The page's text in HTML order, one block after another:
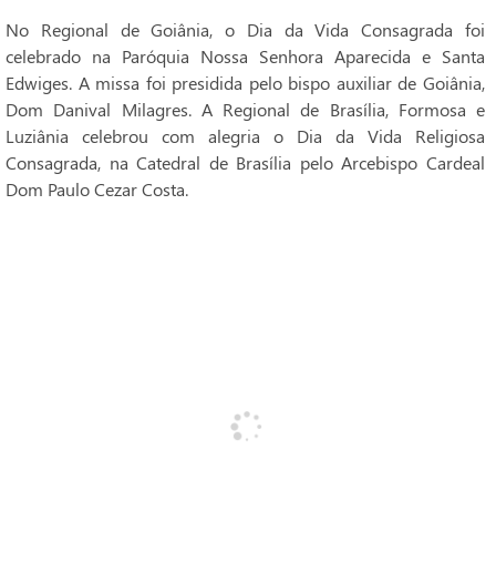
No Regional de Goiânia, o Dia da Vida Consagrada foi
celebrado na Paróquia Nossa Senhora Aparecida e Santa
Edwiges. A missa foi presidida pelo bispo auxiliar de Goiânia,
Dom Danival Milagres. A Regional de Brasília, Formosa e
Luziânia celebrou com alegria o Dia da Vida Religiosa
Consagrada, na Catedral de Brasília pelo Arcebispo Cardeal
Dom Paulo Cezar Costa.